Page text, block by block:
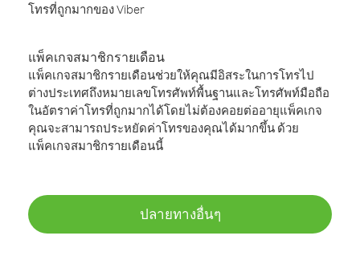
โทรที่ถูกมากของ Viber
แพ็คเกจสมาชิกรายเดือน
แพ็คเกจสมาชิกรายเดือนช่วยให้คุณมีอิสระในการโทรไป
ต่างประเทศถึงหมายเลขโทรศัพท์พื้นฐานและโทรศัพท์มือถือ
ในอัตราค่าโทรที่ถูกมากได้โดยไม่ต้องคอยต่ออายุแพ็คเกจ
คุณจะสามารถประหยัดค่าโทรของคุณได้มากขึ้น ด้วย
แพ็คเกจสมาชิกรายเดือนนี้
ปลายทางอื่นๆ